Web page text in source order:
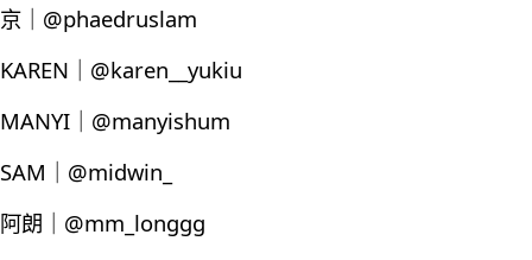
京｜@phaedruslam
KAREN｜@karen__yukiu
MANYI｜@manyishum
SAM｜@midwin_
阿朗｜@mm_longgg